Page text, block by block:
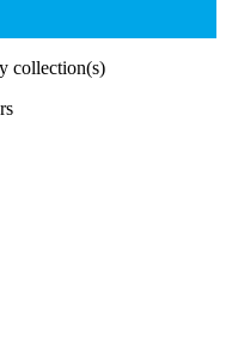
collection(s)